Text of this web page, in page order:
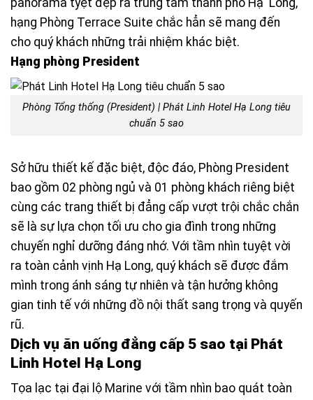
hạng Phòng Terrace Suite chắc hẳn sẽ mang đến
cho quý khách những trải nhiệm khác biệt.
Hạng phòng President
Phòng Tổng thống (President) | Phát Linh Hotel Hạ Long tiêu
chuẩn 5 sao
Sở hữu thiết kế đặc biệt, độc đáo, Phòng President
bao gồm 02 phòng ngủ và 01 phòng khách riêng biệt
cùng các trang thiết bị đẳng cấp vượt trội chắc chắn
sẽ là sự lựa chọn tối ưu cho gia đình trong những
chuyến nghỉ dưỡng đáng nhớ. Với tầm nhìn tuyệt vời
ra toàn cảnh vịnh Hạ Long, quý khách sẽ được đắm
mình trong ánh sáng tự nhiên và tận hưởng không
gian tinh tế với những đồ nội thất sang trọng và quyến
rũ.
Dịch vụ ăn uống đẳng cấp 5 sao tại Phát
Linh Hotel Hạ Long
Tọa lạc tại đại lộ Marine với tầm nhìn bao quát toàn